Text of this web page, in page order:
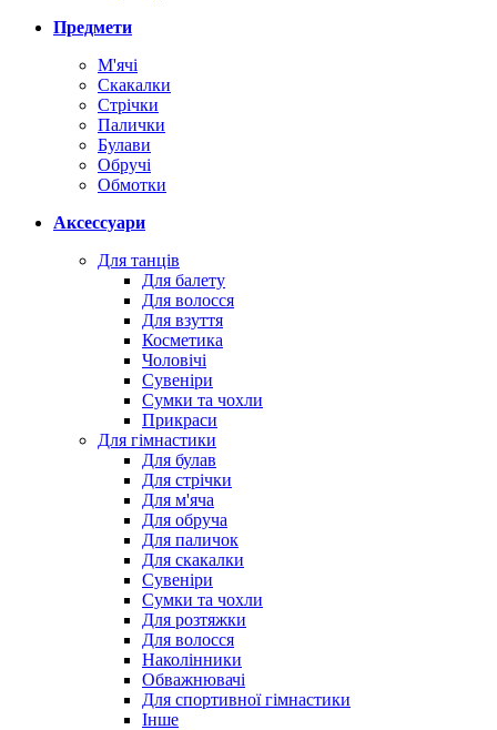
Предмети
М'ячі
Скакалки
Стрічки
Палички
Булави
Обручі
Обмотки
Аксессуари
Для танців
Для балету
Для волосся
Для взуття
Косметика
Чоловічі
Сувеніри
Сумки та чохли
Прикраси
Для гімнастики
Для булав
Для стрічки
Для м'яча
Для обруча
Для паличок
Для скакалки
Сувеніри
Сумки та чохли
Для розтяжки
Для волосся
Наколінники
Обважнювачі
Для спортивної гімнастики
Інше